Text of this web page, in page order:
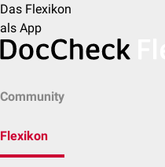
Das Flexikon
als App
Community
Flexikon